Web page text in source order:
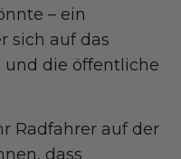
– ein
sich auf das
die öffentliche
Radfahrer auf der
dass